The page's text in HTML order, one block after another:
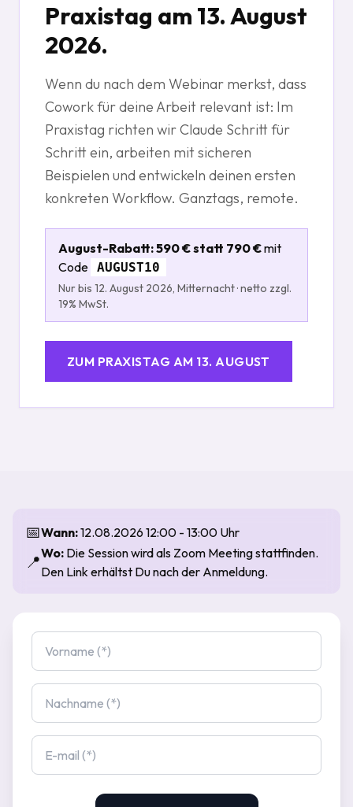
Praxistag am 13. August
2026.
Wenn du nach dem Webinar merkst, dass
Cowork für deine Arbeit relevant ist: Im
Praxistag richten wir Claude Schritt für
Schritt ein, arbeiten mit sicheren
Beispielen und entwickeln deinen ersten
konkreten Workflow. Ganztags, remote.
August-Rabatt: 590 € statt 790 €mit
Code AUGUST10
Nur bis 12. August 2026, Mitternacht · netto zzgl.
19% MwSt.
ZUM PRAXISTAG AM 13. AUGUST
📅Wann:12.08.2026 12:00 - 13:00 Uhr
📍Wo: Die Session wird als Zoom Meeting stattfinden.
Den Link erhältst Du nach der Anmeldung.